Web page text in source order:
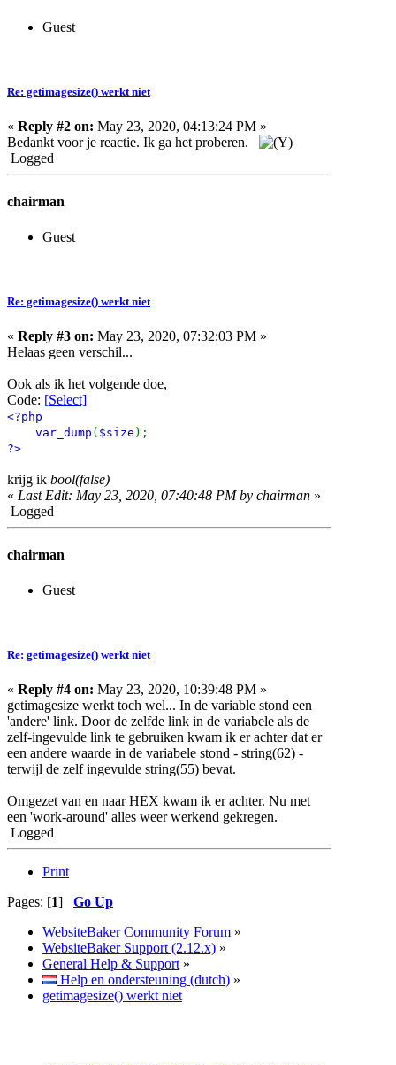
Guest
Re: getimagesize() werkt niet
« Reply #2 on: May 23, 2020, 04:13:24 PM »
Bedankt voor je reactie. Ik ga het proberen.
Logged
chairman
Guest
Re: getimagesize() werkt niet
« Reply #3 on: May 23, 2020, 07:32:03 PM »
Helaas geen verschil...
Ook als ik het volgende doe,
Code: [Select]
<?php
var_dump ( $size );
?>
krijg ik bool(false)
« Last Edit: May 23, 2020, 07:40:48 PM by chairman »
Logged
chairman
Guest
Re: getimagesize() werkt niet
« Reply #4 on: May 23, 2020, 10:39:48 PM »
getimagesize werkt toch wel... In de variable stond een
'andere' link. Door de zelfde link in de variabele als de
zelf-ingevulde link te gebruiken kwam ik er achter dat er
een andere waarde in de variabele stond - string(62) -
terwijl de zelf ingevulde string(55) bevat.
Omgezet van en naar HEX kwam ik er achter. Nu met
een 'work-around' alles weer werkend gekregen.
Logged
Print
Pages: [1] Go Up
WebsiteBaker Community Forum »
WebsiteBaker Support (2.12.x) »
General Help & Support »
Help en ondersteuning (dutch) »
getimagesize() werkt niet